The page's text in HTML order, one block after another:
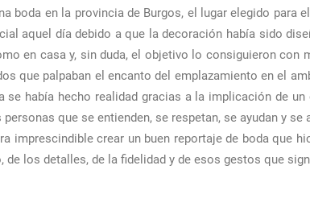
boda en la provincia de Burgos, el lugar elegido
aquel día debido a que la decoración había sido
en casa y, sin duda, el objetivo lo consiguieron
que palpaban el encanto del emplazamiento en el
se había hecho realidad gracias a la implicación de
que se entienden, se respetan, se ayudan y se
imprescindible crear un buen reportaje de boda que
de los detalles, de la fidelidad y de esos gestos que